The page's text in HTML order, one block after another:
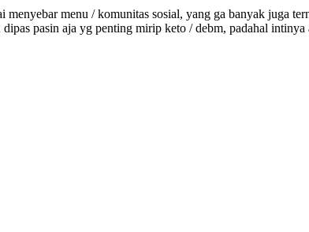
menu / komunitas sosial, yang ga banyak juga
pasin aja yg penting mirip keto / debm, padahal intinya